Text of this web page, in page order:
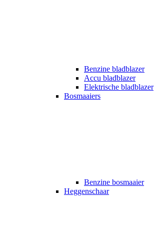
Benzine bladblazer
Accu bladblazer
Elektrische bladblazer
Bosmaaiers
Benzine bosmaaier
Heggenschaar